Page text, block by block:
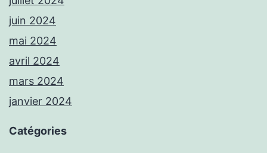
juin 2024
mai 2024
avril 2024
mars 2024
janvier 2024
Catégories